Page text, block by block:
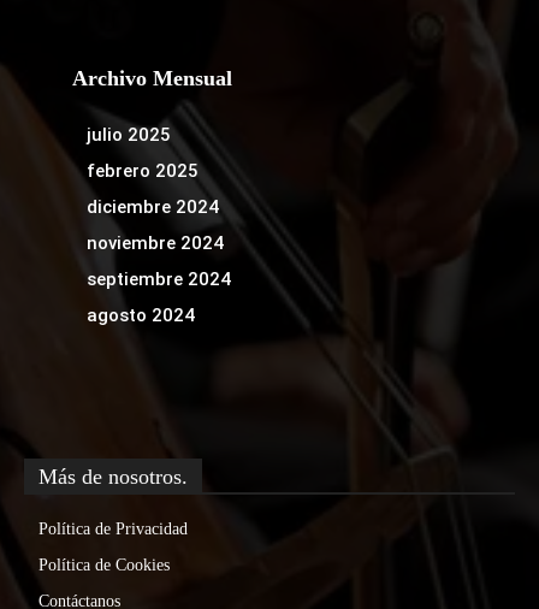
Archivo Mensual
julio 2025
febrero 2025
diciembre 2024
noviembre 2024
septiembre 2024
agosto 2024
Más de nosotros.
Política de Privacidad
Política de Cookies
Contáctanos